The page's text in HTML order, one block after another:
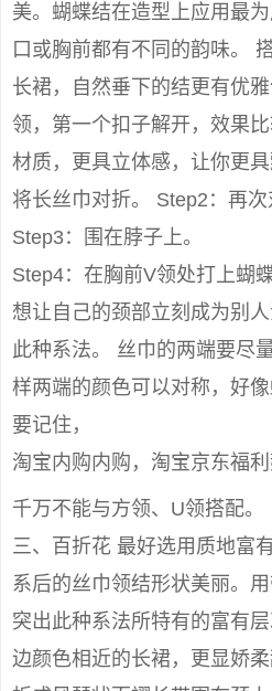
美。蝴蝶结在造型上应用最
口或胸前都有不同的韵味。
长裙，自然垂下的结更有优
领，第一个扣子解开，效果
材质，更具立体感，让你更具
将长丝巾对折。 Step2：再次
Step3：围在脖子上。
Step4：在胸前V领处打上蝴
想让自己的颈部立刻成为别
此种系法。 丝巾的两端要尽
样两端的颜色可以对称，好
要记住，
淘宝内购内购，淘宝京东福
千万不能与方领、U领搭配。
三、百折花 最好选用质地富
系后的丝巾领结形状美丽。
突出此种系法所特有的富有
边颜色相近的长裙，更显娇